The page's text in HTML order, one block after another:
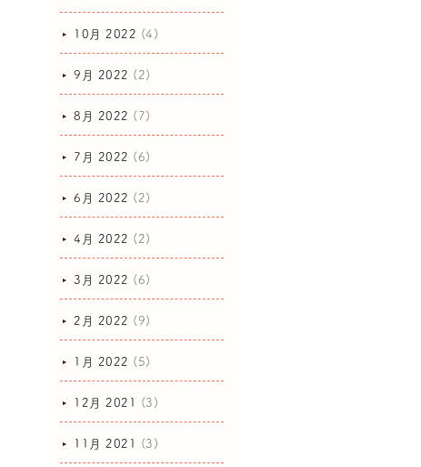
10月 2022 (4)
9月 2022 (2)
8月 2022 (7)
7月 2022 (6)
6月 2022 (2)
4月 2022 (2)
3月 2022 (6)
2月 2022 (9)
1月 2022 (5)
12月 2021 (3)
11月 2021 (3)